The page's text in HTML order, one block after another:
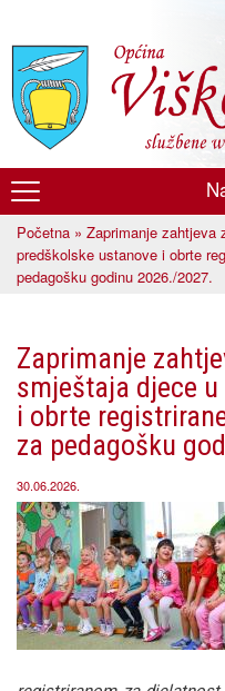
glavni
sadržaj
Općina
Viškovo
Vi ste ovdje
Početna » Zaprimanje zahtjeva
predškolske ustanove i obrte
pedagošku godinu 2026./2027.
Zaprimanje
smještaja djece
i obrte
za pedagošku
30.06.2026.